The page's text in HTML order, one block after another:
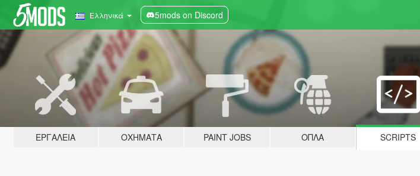
Ελληνικά 5mods on Discord
ΕΡΓΑΛΕΊΑ ΟΧΉΜΑΤΑ PAINT JOBS ΌΠΛΑ SCRIPTS